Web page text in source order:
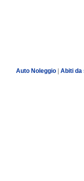
Auto Noleggio| Abiti da